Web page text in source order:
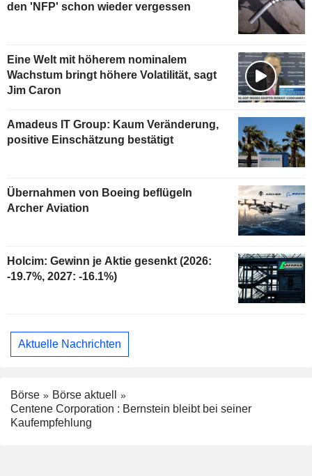
den 'NFP' schon wieder vergessen
Eine Welt mit höherem nominalem
Wachstum bringt höhere Volatilität, sagt
Jim Caron
Amadeus IT Group: Kaum Veränderung,
positive Einschätzung bestätigt
Übernahmen von Boeing beflügeln
Archer Aviation
Holcim: Gewinn je Aktie gesenkt (2026:
-19.7%, 2027: -16.1%)
Aktuelle Nachrichten
Börse
Börse aktuell
Centene Corporation : Bernstein bleibt bei seiner
Kaufempfehlung